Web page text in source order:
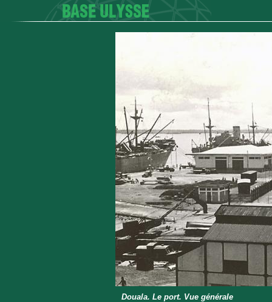
Douala. Le port. Vue générale